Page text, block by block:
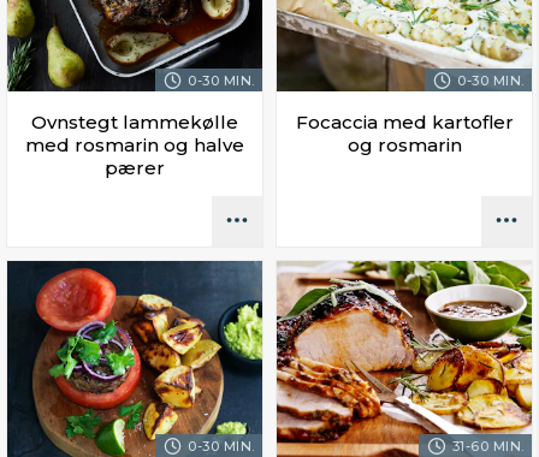
0-30 MIN.
Ovnstegt lammekølle
med rosmarin og halve
pærer
0-30 MIN.
Focaccia med kartofler
og rosmarin
0-30 MIN. 31-60 MIN.